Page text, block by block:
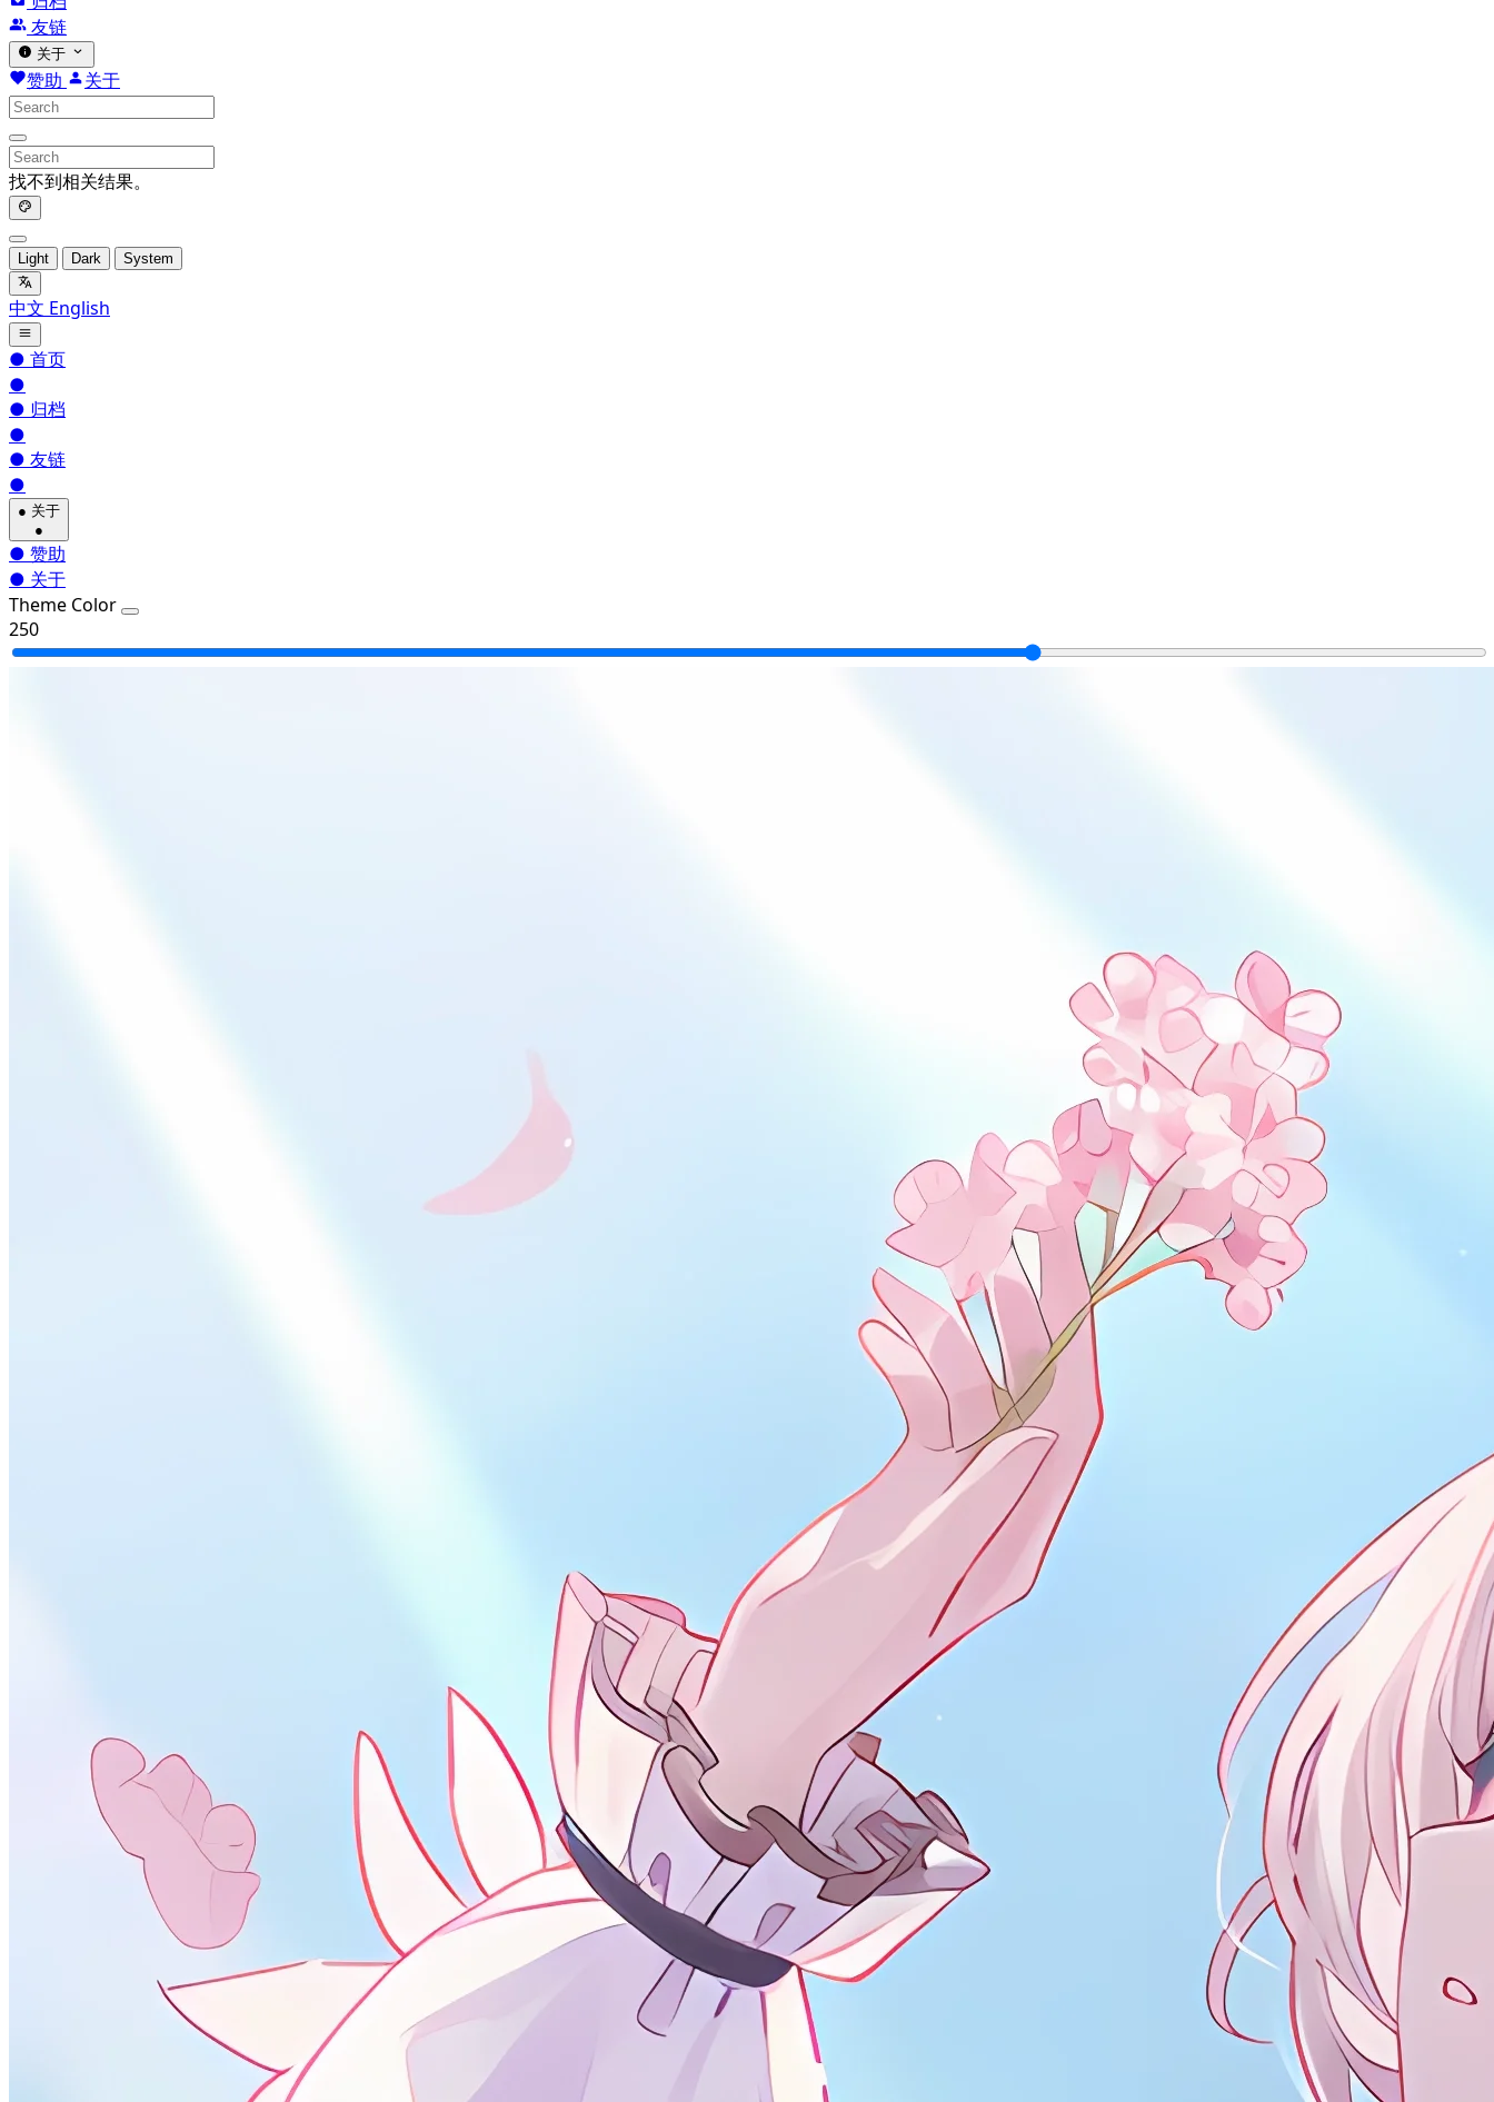
友链
关于
赞助 关于
找不到相关结果。
Light Dark System
中文 English
● 首页
●
● 归档
●
● 友链
●
● 关于
●
● 赞助
● 关于
Theme Color
250